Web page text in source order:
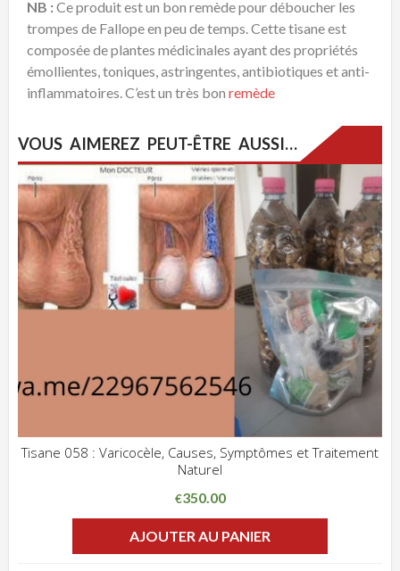
NB :Ce produit est un bon remède pour déboucher les
trompes de Fallope en peu de temps. Cette tisane est
composée de plantes médicinales ayant des propriétés
émollientes, toniques, astringentes, antibiotiques et anti-
inflammatoires. C’est un très bon remède
VOUS AIMEREZ PEUT-ÊTRE AUSSI…
Tisane 058 : Varicocèle, Causes, Symptômes et Traitement
Naturel
€350.00
AJOUTER AU PANIER